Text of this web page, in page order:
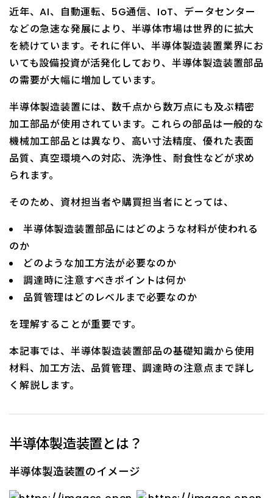
近年、AI、自動運転、5G通信、IoT、データセンター
などの急速な発展により、半導体市場は世界的に拡大
を続けています。それに伴い、半導体製造装置業界にお
いても設備投資が活発化しており、半導体製造装置部品
の需要が大幅に増加しています。
半導体製造装置には、数千点から数万点にも及ぶ精密
加工部品が使用されています。これらの部品は一般的な
機械加工部品とは異なり、高い寸法精度、優れた表面
品質、真空環境への対応、洗浄性、耐食性などが求め
られます。
そのため、資材担当者や購買担当者にとっては、
半導体製造装置部品にはどのような材料が使われる
のか
どのような加工方法が必要なのか
調達時に注意すべきポイントは何か
品質管理はどのレベルまで必要なのか
を理解することが重要です。
本記事では、半導体製造装置部品の基礎知識から使用
材料、加工方法、品質管理、調達時の注意点まで詳し
く解説します。
半導体製造装置とは？
半導体製造装置のイメージ